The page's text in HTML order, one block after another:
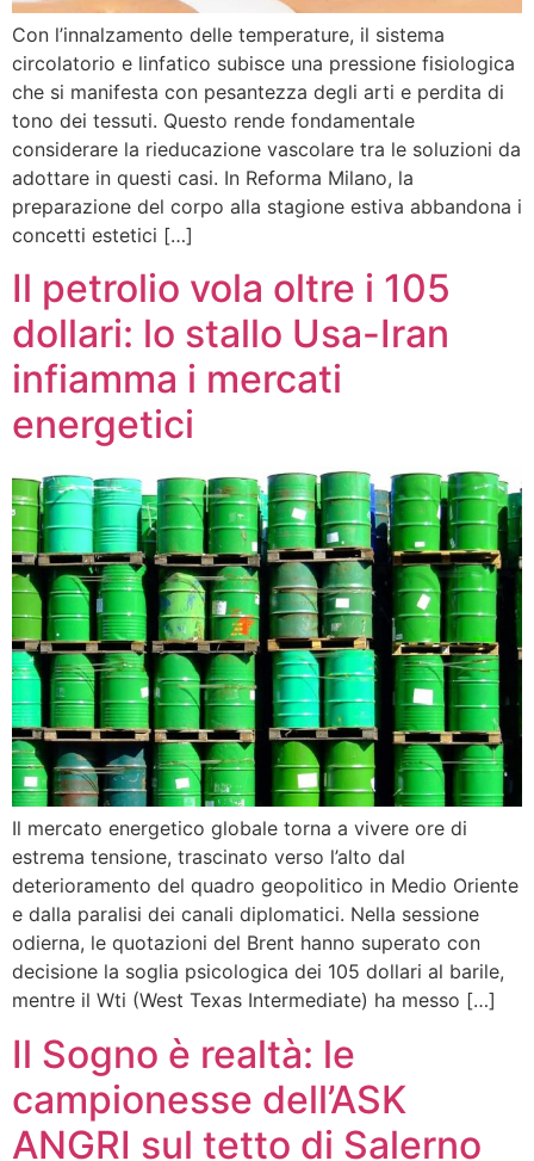
Con l’innalzamento delle temperature, il sistema
circolatorio e linfatico subisce una pressione fisiologica
che si manifesta con pesantezza degli arti e perdita di
tono dei tessuti. Questo rende fondamentale
considerare la rieducazione vascolare tra le soluzioni da
adottare in questi casi. In Reforma Milano, la
preparazione del corpo alla stagione estiva abbandona i
concetti estetici […]
Il petrolio vola oltre i 105
dollari: lo stallo Usa-Iran
infiamma i mercati
energetici
Il mercato energetico globale torna a vivere ore di
estrema tensione, trascinato verso l’alto dal
deterioramento del quadro geopolitico in Medio Oriente
e dalla paralisi dei canali diplomatici. Nella sessione
odierna, le quotazioni del Brent hanno superato con
decisione la soglia psicologica dei 105 dollari al barile,
mentre il Wti (West Texas Intermediate) ha messo […]
Il Sogno è realtà: le
campionesse dell’ASK
ANGRI sul tetto di Salerno